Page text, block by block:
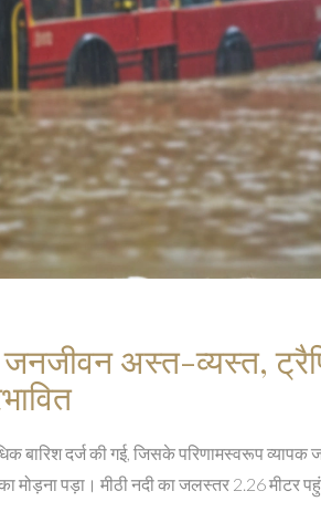
जनजीवन अस्त-व्यस्त,
बारिश दर्ज की गई, जिसके परिणामस्वरूप
मोड़ना पड़ा। मीठी नदी का जलस्तर 2.26 मीटर